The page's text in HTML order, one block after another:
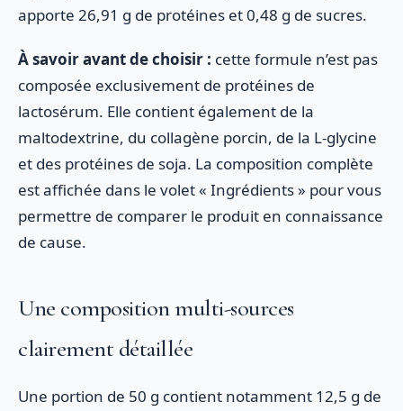
apporte 26,91 g de protéines et 0,48 g de sucres.
À savoir avant de choisir : cette formule n’est pas
composée exclusivement de protéines de
lactosérum. Elle contient également de la
maltodextrine, du collagène porcin, de la L-glycine
et des protéines de soja. La composition complète
est affichée dans le volet « Ingrédients » pour vous
permettre de comparer le produit en connaissance
de cause.
Une composition multi-sources
clairement détaillée
Une portion de 50 g contient notamment 12,5 g de